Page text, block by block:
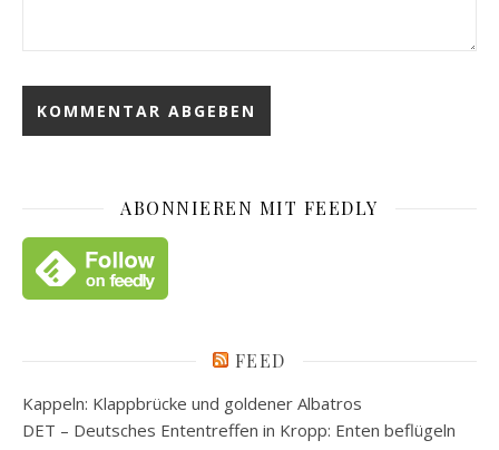
ABONNIEREN MIT FEEDLY
FEED
Kappeln: Klappbrücke und goldener Albatros
DET – Deutsches Ententreffen in Kropp: Enten beflügeln